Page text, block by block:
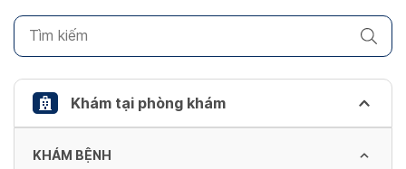
to
keyboard
shortcuts
changing
Khám tại phòng khám
KHÁM BỆNH